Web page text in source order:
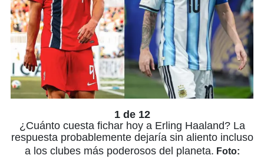
1 de 12
¿Cuánto cuesta fichar hoy a Erling Haaland? La
respuesta probablemente dejaría sin aliento incluso
a los clubes más poderosos del planeta. Foto: